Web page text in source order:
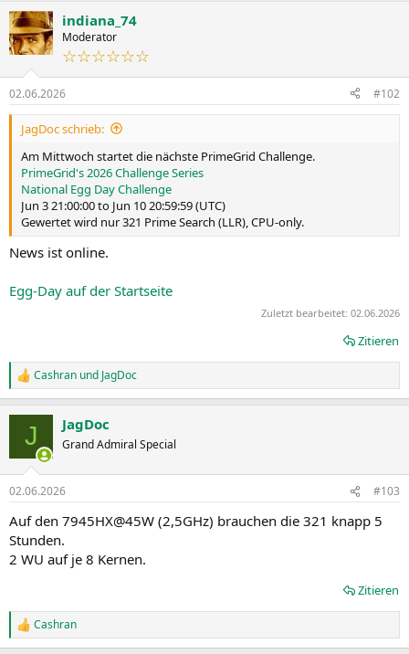
k
t
i
n
e
n
indiana_74
Moderator
☆☆☆☆☆☆
02.06.2026 #102
JagDoc schrieb:
Am Mittwoch startet die nächste PrimeGrid Challenge.
PrimeGrid's 2026 Challenge Series
National Egg Day Challenge
Jun 3 21:00:00 to Jun 10 20:59:59 (UTC)
Gewertet wird nur 321 Prime Search (LLR), CPU-only.
News ist online.
Egg-Day auf der Startseite
Zuletzt bearbeitet: 02.06.2026
Zitieren
R
e
e
:
Cashran und JagDoc
J JagDoc
Grand Admiral Special
02.06.2026 #103
Auf den 7945HX@45W (2,5GHz) brauchen die 321 knapp 5
Stunden.
2 WU auf je 8 Kernen.
Zitieren
R
e
Cashran